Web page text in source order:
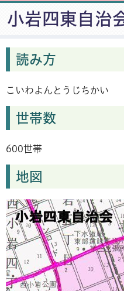
えどがわ地域情報局 小岩地
商店街が魅力
小岩四東自治
読み方
こいわよんとうじちかい
世帯数
600世帯
地図